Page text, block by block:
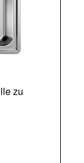
zu